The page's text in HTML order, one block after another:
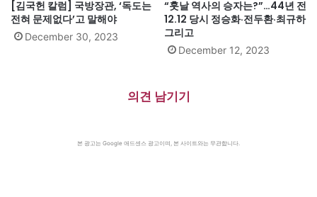
[김국헌 칼럼] 국방장관, ‘독도는
전혀 문제없다’고 말해야
December 30, 2023
“훗날 역사의 승자는?”…44년 전
12.12 당시 정승화·전두환·최규하
그리고
December 12, 2023
의견 남기기
본 광고는 Google 애드센스 광고이며, 본 사이트와는 무관합니다.